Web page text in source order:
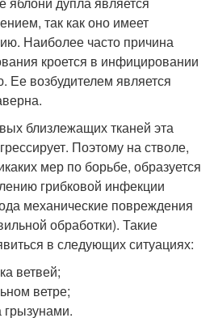
так как оно имеет
Наиболее часто причина
кроется в инфицировании
Ее возбудителем является
близлежащих тканей эта
Поэтому на стволе,
мер по борьбе, образуется
грибковой инфекции
механические повреждения
обработки). Такие
в следующих ситуациях:
ветвей;
ветре;